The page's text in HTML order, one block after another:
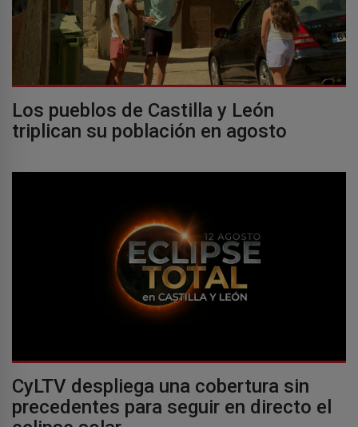
Los pueblos de Castilla y León
triplican su población en agosto
CyLTV despliega una cobertura sin
precedentes para seguir en directo el